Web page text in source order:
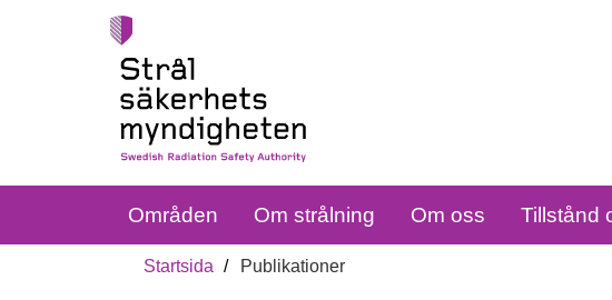
Områden Om strålning Om oss Tillstånd
Startsida Publikationer